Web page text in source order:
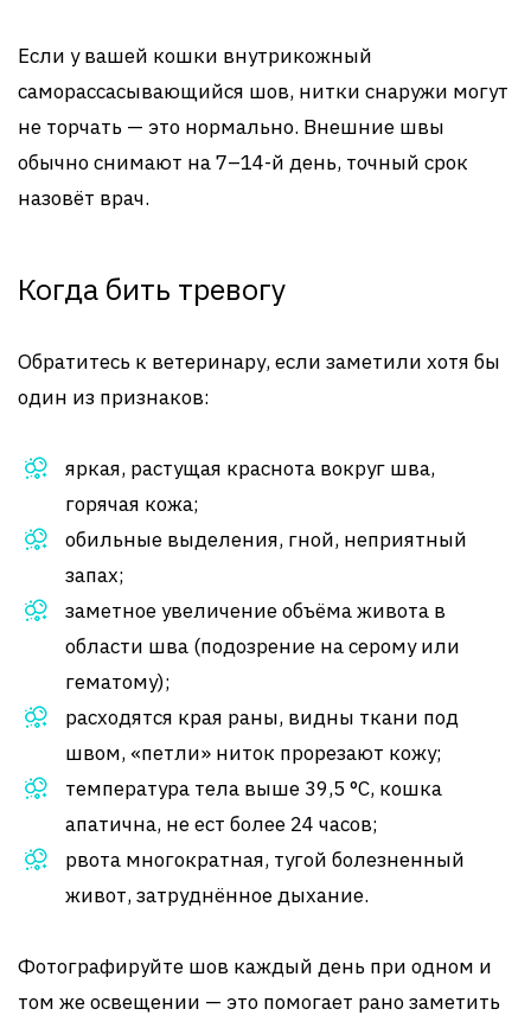
Если у вашей кошки внутрикожный
саморассасывающийся шов, нитки снаружи могут
не торчать — это нормально. Внешние швы
обычно снимают на 7–14-й день, точный срок
назовёт врач.
Когда бить тревогу
Обратитесь к ветеринару, если заметили хотя бы
один из признаков:
яркая, растущая краснота вокруг шва,
горячая кожа;
обильные выделения, гной, неприятный
запах;
заметное увеличение объёма живота в
области шва (подозрение на серому или
гематому);
расходятся края раны, видны ткани под
швом, «петли» ниток прорезают кожу;
температура тела выше 39,5 °C, кошка
апатична, не ест более 24 часов;
рвота многократная, тугой болезненный
живот, затруднённое дыхание.
Фотографируйте шов каждый день при одном и
том же освещении — это помогает рано заметить